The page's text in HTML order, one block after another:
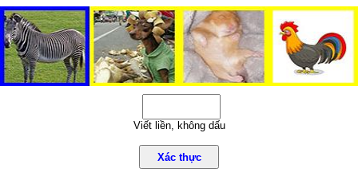
Viết liền, không dấu
Xác thực